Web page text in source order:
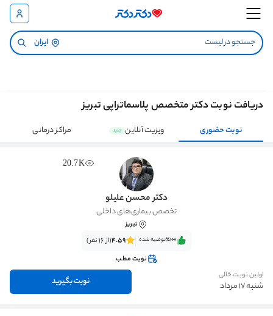
ایران
دریافت نوبت دکتر متخصص پلاسماتراپی تبریز
نوبت حضوری ویزیت آنلاین جدید مراکز درمانی
20.7K
دکتر محسن علیلو
تخصص بیماری‌های داخلی
تبریز
٪100‌‌‌توصیه شده 4.59(از 16 نفر)
نوبت مطب
اولین نوبت خالی
شنبه 17 مرداد نوبت بگیرید